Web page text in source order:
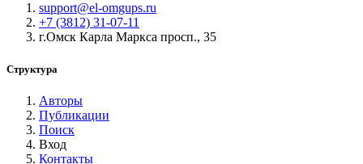
support@el-omgups.ru
+7 (3812) 31-07-11
г.Омск Карла Маркса просп., 35
Структура
Авторы
Публикации
Поиск
Вход
Контакты